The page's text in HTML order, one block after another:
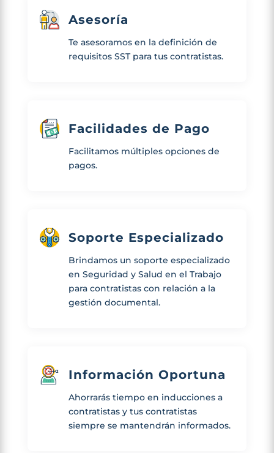
Asesoría
Te asesoramos en la definición de
requisitos SST para tus contratistas.
Facilidades de Pago
Facilitamos múltiples opciones de
pagos.
Soporte Especializado
Brindamos un soporte especializado
en Seguridad y Salud en el Trabajo
para contratistas con relación a la
gestión documental.
Información Oportuna
Ahorrarás tiempo en inducciones a
contratistas y tus contratistas
siempre se mantendrán informados.